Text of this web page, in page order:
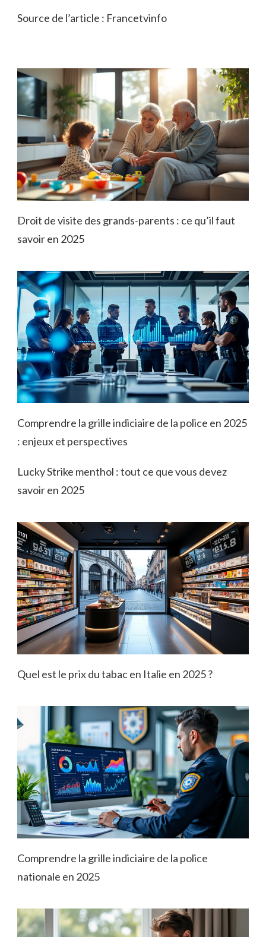
Source de l’article : Francetvinfo
Droit de visite des grands-parents : ce qu’il faut
savoir en 2025
Comprendre la grille indiciaire de la police en 2025
: enjeux et perspectives
Lucky Strike menthol : tout ce que vous devez
savoir en 2025
Quel est le prix du tabac en Italie en 2025 ?
Comprendre la grille indiciaire de la police
nationale en 2025